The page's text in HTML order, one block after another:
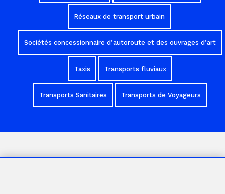
Réseaux de transport urbain
Sociétés concessionnaire d’autoroute et des ouvrages d’art
Taxis Transports fluviaux
Transports Sanitaires Transports de Voyageurs